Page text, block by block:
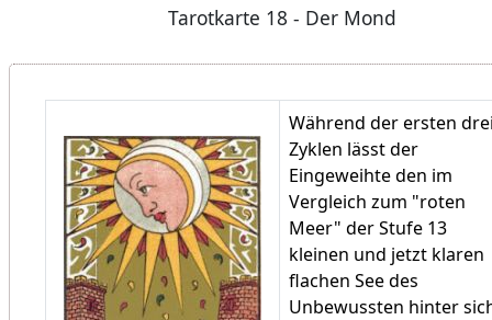
Tarotkarte 18 - Der Mond
Während der ersten
Zyklen lässt der
Eingeweihte den im
Vergleich zum "roten
Meer" der Stufe 13
kleinen und jetzt klaren
flachen See des
Unbewussten hinter